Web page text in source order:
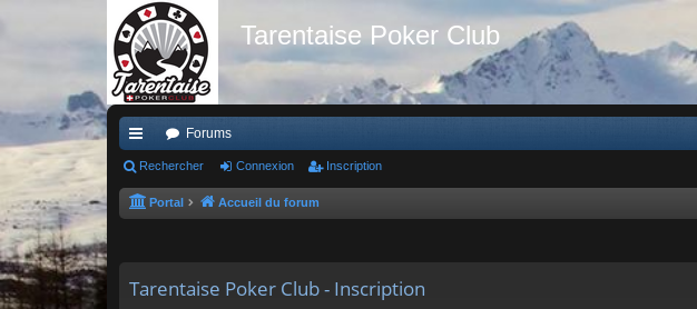
Tarentaise Poker Club
ac
co
s
Forums
Rechercher Connexion Inscription
Portal Accueil du forum
Tarentaise Poker Club - Inscription